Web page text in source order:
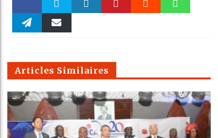
Faceboo Twitter
m
Articles Similaires